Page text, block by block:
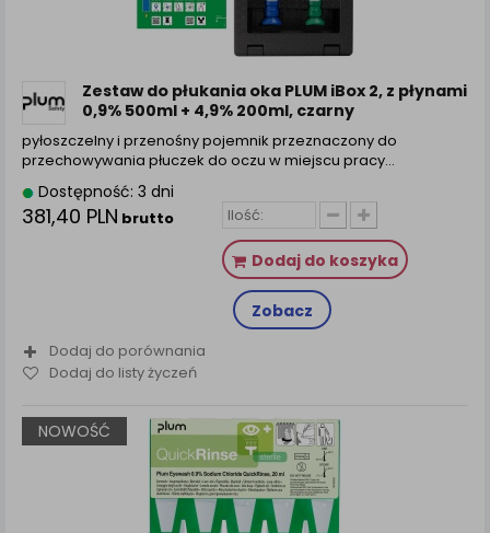
Zestaw do płukania oka PLUM iBox 2, z płynami
0,9% 500ml + 4,9% 200ml, czarny
pyłoszczelny i przenośny pojemnik przeznaczony do
przechowywania płuczek do oczu w miejscu pracy…
Dostępność: 3 dni
381,40 PLN brutto
Dodaj do koszyka
Zobacz
Dodaj do porównania
Dodaj do listy życzeń
NOWOŚĆ